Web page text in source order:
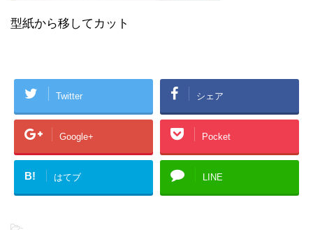
型紙から移してカット
Twitter シェア
Google+ Pocket
B! はてブ LINE
-